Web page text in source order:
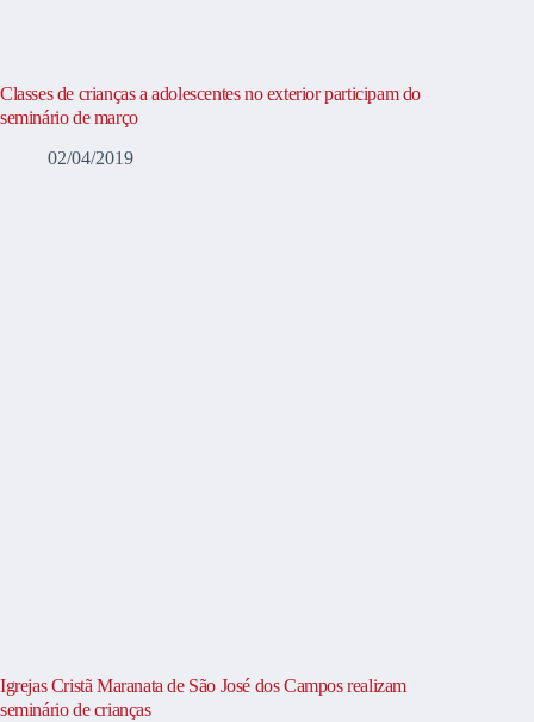
Classes de crianças a adolescentes no exterior participam do
seminário de março
02/04/2019
Igrejas Cristã Maranata de São José dos Campos realizam
seminário de crianças